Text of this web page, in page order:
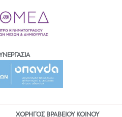
ΧΟΡΗΓΟΣ ΒΡΑΒΕΙΟΥ ΚΟΙΝΟΥ